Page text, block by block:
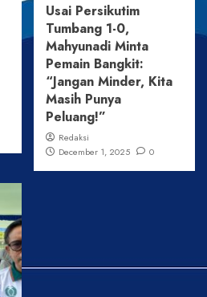
Usai Persikutim
Tumbang 1-0,
Mahyunadi Minta
Pemain Bangkit:
“Jangan Minder, Kita
Masih Punya
Peluang!”
Redaksi
December 1, 2025
0